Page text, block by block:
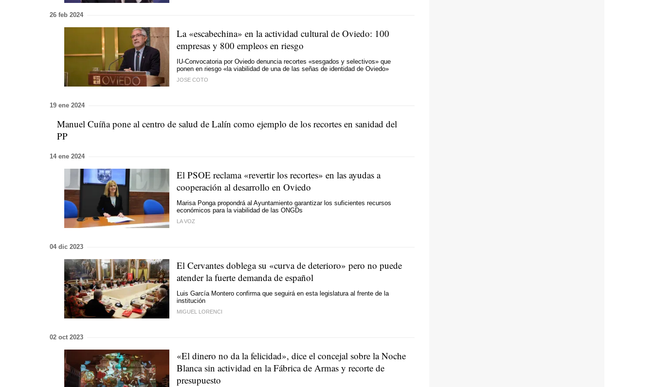
26 feb 2024
La «escabechina» en la actividad cultural de Oviedo: 100
empresas y 800 empleos en riesgo
IU-Convocatoria por Oviedo denuncia recortes «sesgados y selectivos» que
ponen en riesgo «la viabilidad de una de las señas de identidad de Oviedo»
JOSE COTO
19 ene 2024
Manuel Cuíña pone al centro de salud de Lalín como ejemplo de los recortes en sanidad del
PP
14 ene 2024
El PSOE reclama «revertir los recortes» en las ayudas a
cooperación al desarrollo en Oviedo
Marisa Ponga propondrá al Ayuntamiento garantizar los suficientes recursos
económicos para la viabilidad de las ONGDs
LA VOZ
04 dic 2023
El Cervantes doblega su «curva de deterioro» pero no puede
atender la fuerte demanda de español
Luis García Montero confirma que seguirá en esta legislatura al frente de la
institución
MIGUEL LORENCI
02 oct 2023
«El dinero no da la felicidad», dice el concejal sobre la Noche
Blanca sin actividad en la Fábrica de Armas y recorte de
presupuesto